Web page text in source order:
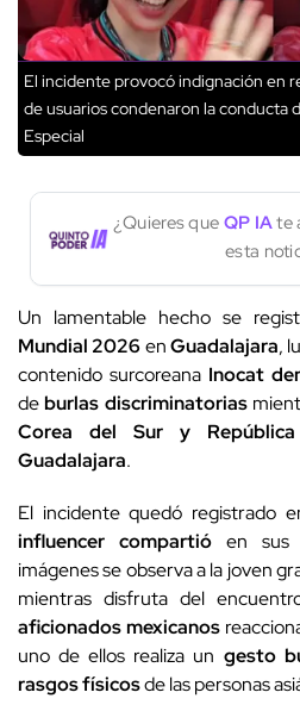
El incidente provocó indignación en
de usuarios condenaron la conducta
Especial
¿Quieres que QP IAte
esta
Un lamentable hecho se
Mundial 2026enGuadalajara,
contenido surcoreana Inocat
deburlas discriminatorias
Corea del Sur y
Guadalajara.
El incidente quedó registrado
influencer compartióen
imágenes se observa a la joven
mientras disfruta del
aficionados mexicanos
uno de ellos realiza un gesto
rasgos físicosde las personas